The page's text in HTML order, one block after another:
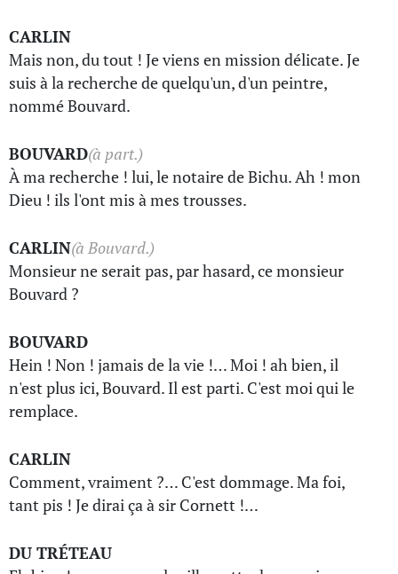
CARLIN
Mais non, du tout ! Je viens en mission délicate. Je
suis à la recherche de quelqu'un, d'un peintre,
nommé Bouvard.
BOUVARD(à part.)
À ma recherche ! lui, le notaire de Bichu. Ah ! mon
Dieu ! ils l'ont mis à mes trousses.
CARLIN(à Bouvard.)
Monsieur ne serait pas, par hasard, ce monsieur
Bouvard ?
BOUVARD
Hein ! Non ! jamais de la vie !… Moi ! ah bien, il
n'est plus ici, Bouvard. Il est parti. C'est moi qui le
remplace.
CARLIN
Comment, vraiment ?… C'est dommage. Ma foi,
tant pis ! Je dirai ça à sir Cornett !…
DU TRÉTEAU